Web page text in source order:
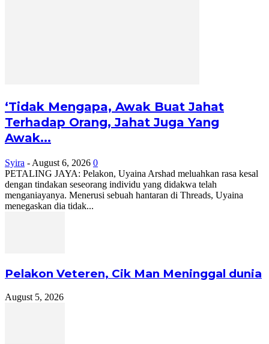
‘Tidak Mengapa, Awak Buat Jahat
Terhadap Orang, Jahat Juga Yang
Awak...
Syira - August 6, 2026 0
PETALING JAYA: Pelakon, Uyaina Arshad meluahkan rasa kesal
dengan tindakan seseorang individu yang didakwa telah
menganiayanya. Menerusi sebuah hantaran di Threads, Uyaina
menegaskan dia tidak...
Pelakon Veteren, Cik Man Meninggal dunia
August 5, 2026